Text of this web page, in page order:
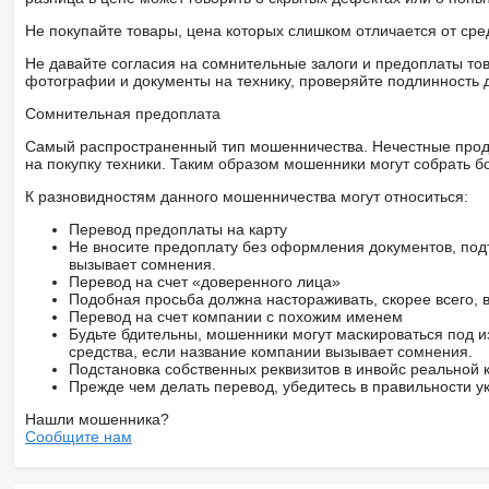
мм. Робочий поміст: робочий поміст встановлений на
Позиція сходи (поміст / передня стінка) сходи встановлена
Позиція ступенів на передній стінці: зліва Матеріал
Тип задніх дверей: 1/2 - 1/2 / 2 відкидних штанги Тип петель:
вгору, щоб уникнути пошкодження під час процесу
Верхня перекладина заднього порталу: з шарнірно
Ущільнювач задніх дверей: з гумовим ущільнювачем Тип
Тент: якість скручувального тенту: приблизно 680 г
Кількість: 3
Тріскачки: тріскачки з ручкою, встановлені під кузовом
Кількість фіксаторів тенту: 3 Колір ТЗ: RAL 9006 сірий
Тримач номерного знака: EU-тип STAS наклейки: нанесені,
Контурна маркування: контурна маркування згідно з
Кількість кольорів: 1 Ліврея: великий лого STAS ОПЛАТА:
Передоплата: 100% перед передачею.
В наявності.
ГАРАНТІЯ:
Товар покривається гарантією в 1 рік на зварну
розповсюджується на перевантаження та помилки при
STAS має доведену найвищу залишкову вартість на
для ваших інвестицій.
Не покупайте товары, цена которых слишком отличается от
Не давайте согласия на сомнительные залоги и предоплаты
фотографии и документы на технику, проверяйте подлинность
Сомнительная предоплата
Самый распространенный тип мошенничества. Нечестные
на покупку техники. Таким образом мошенники могут собрать
К разновидностям данного мошенничества могут относиться:
Перевод предоплаты на карту
Не вносите предоплату без оформления документов,
вызывает сомнения.
Перевод на счет «доверенного лица»
Подобная просьба должна настораживать, скорее
Перевод на счет компании с похожим именем
Будьте бдительны, мошенники могут маскироваться под
средства, если название компании вызывает сомнения.
Подстановка собственных реквизитов в инвойс реальной
Прежде чем делать перевод, убедитесь в правильности
Нашли мошенника?
Сообщите нам